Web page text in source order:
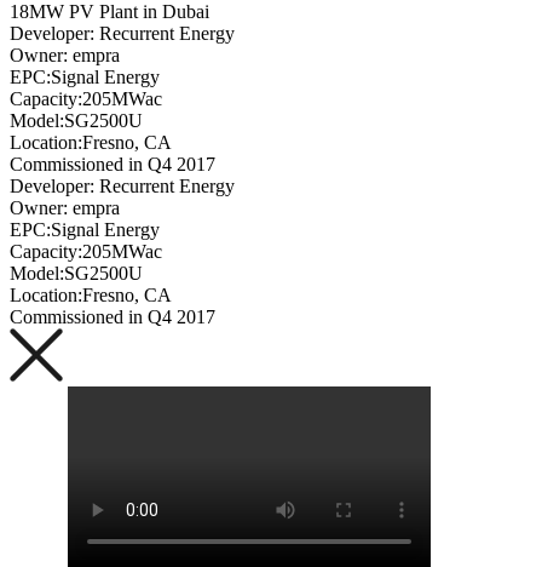
18MW PV Plant in Dubai
Developer: Recurrent Energy
Owner: empra
EPC:Signal Energy
Capacity:205MWac
Model:SG2500U
Location:Fresno, CA
Commissioned in Q4 2017
Developer: Recurrent Energy
Owner: empra
EPC:Signal Energy
Capacity:205MWac
Model:SG2500U
Location:Fresno, CA
Commissioned in Q4 2017